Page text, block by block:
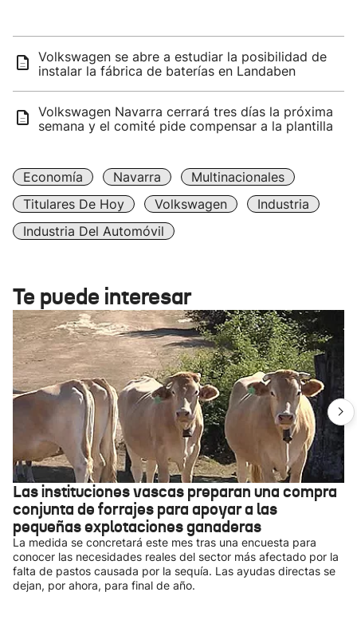
Volkswagen se abre a estudiar la posibilidad de
instalar la fábrica de baterías en Landaben
Volkswagen Navarra cerrará tres días la próxima
semana y el comité pide compensar a la plantilla
Economía Navarra
Multinacionales
Titulares De Hoy
Volkswagen
Industria
Industria Del Automóvil
Te puede interesar
Las instituciones vascas preparan una compra
conjunta de forrajes para apoyar a las
pequeñas explotaciones ganaderas
La medida se concretará este mes tras una encuesta para
conocer las necesidades reales del sector más afectado por la
falta de pastos causada por la sequía. Las ayudas directas se
dejan, por ahora, para final de año.